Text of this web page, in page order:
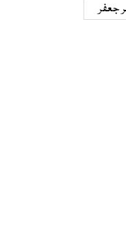
جعفر